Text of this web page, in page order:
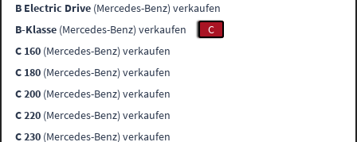
B Electric Drive (Mercedes-Benz) verkaufen
B-Klasse (Mercedes-Benz) verkaufen
C
C 160 (Mercedes-Benz) verkaufen
C 180 (Mercedes-Benz) verkaufen
C 200 (Mercedes-Benz) verkaufen
C 220 (Mercedes-Benz) verkaufen
C 230 (Mercedes-Benz) verkaufen